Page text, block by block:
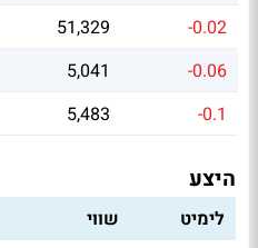
-0.02
51,329
-0.06
5,041
-0.1
5,483
היצע
לימיט שווי